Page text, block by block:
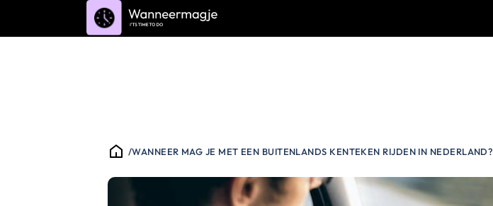
/WANNEER MAG JE MET EEN BUITENLANDS KENTEKEN RIJDEN IN NEDERLAND?